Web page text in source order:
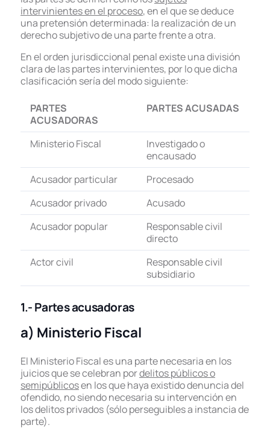
intervinientes en el proceso, en el que se deduce
una pretensión determinada: la realización de un
derecho subjetivo de una parte frente a otra.
En el orden jurisdiccional penal existe una división
clara de las partes intervinientes, por lo que dicha
clasificación sería del modo siguiente:
PARTES
ACUSADORAS
PARTES ACUSADAS
Ministerio Fiscal
Investigado o
encausado
Acusador particular
Procesado
Acusador privado
Acusado
Acusador popular
Responsable civil
directo
Actor civil
Responsable civil
subsidiario
1.-Partes acusadoras
a) Ministerio Fiscal
El Ministerio Fiscal es una parte necesaria en los
juicios que se celebran pordelitos públicos o
semipúblicosen los que haya existido denuncia del
ofendido, no siendo necesaria su intervención en
los delitos privados (sólo perseguibles a instancia de
parte).